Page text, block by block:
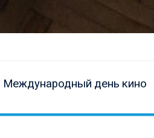
запись:
Международный день кино